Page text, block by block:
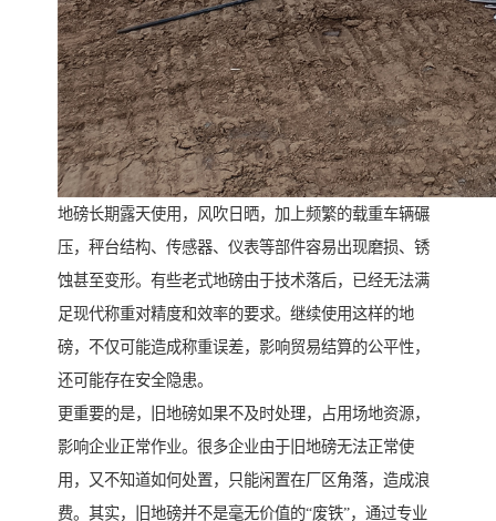
地磅长期露天使用，风吹日晒，加上频繁的载重车辆碾
压，秤台结构、传感器、仪表等部件容易出现磨损、锈
蚀甚至变形。有些老式地磅由于技术落后，已经无法满
足现代称重对精度和效率的要求。继续使用这样的地
磅，不仅可能造成称重误差，影响贸易结算的公平性，
还可能存在安全隐患。
更重要的是，旧地磅如果不及时处理，占用场地资源，
影响企业正常作业。很多企业由于旧地磅无法正常使
用，又不知道如何处置，只能闲置在厂区角落，造成浪
费。其实，旧地磅并不是毫无价值的“废铁”，通过专业